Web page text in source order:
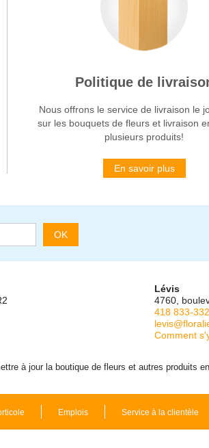
Politique de
Nous offrons le service de livraison le
sur les bouquets de fleurs et livraison
plusieurs produits!
En savoir plus
OK
Lévis
4760,
418 833-
Comment
à jour la boutique de fleurs et autres produits
Emplois Service à la clientèle